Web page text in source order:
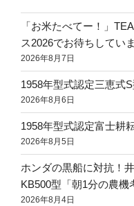
「お米たべてー！」
ス2026でお待ちしてい
2026年8月7日
1958年型式認定三恵式
2026年8月6日
1958年型式認定富士耕
2026年8月5日
ホンダの黒船に対抗！
KB500型「朝1分の農機
2026年8月4日